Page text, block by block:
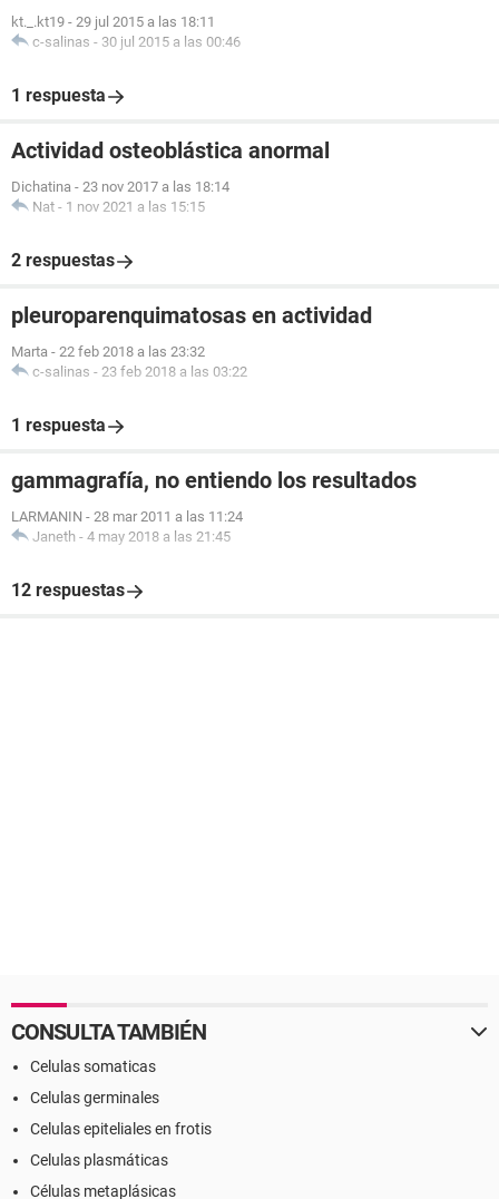
kt._.kt19 - 29 jul 2015 a las 18:11
c-salinas - 30 jul 2015 a las 00:46
1 respuesta
Actividad osteoblástica anormal
Dichatina - 23 nov 2017 a las 18:14
Nat - 1 nov 2021 a las 15:15
2 respuestas
pleuroparenquimatosas en actividad
Marta - 22 feb 2018 a las 23:32
c-salinas - 23 feb 2018 a las 03:22
1 respuesta
gammagrafía, no entiendo los resultados
LARMANIN - 28 mar 2011 a las 11:24
Janeth - 4 may 2018 a las 21:45
12 respuestas
CONSULTA TAMBIÉN
Celulas somaticas
Celulas germinales
Celulas epiteliales en frotis
Celulas plasmáticas
Células metaplásicas